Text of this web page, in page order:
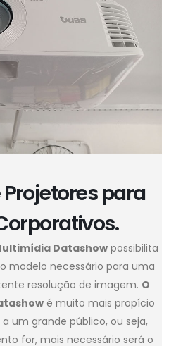
Projetores para
Datashowpossibilita
modelo necessário para uma
resolução de imagem. O
é muito mais propício
um grande público, ou seja,
for, mais necessário será o